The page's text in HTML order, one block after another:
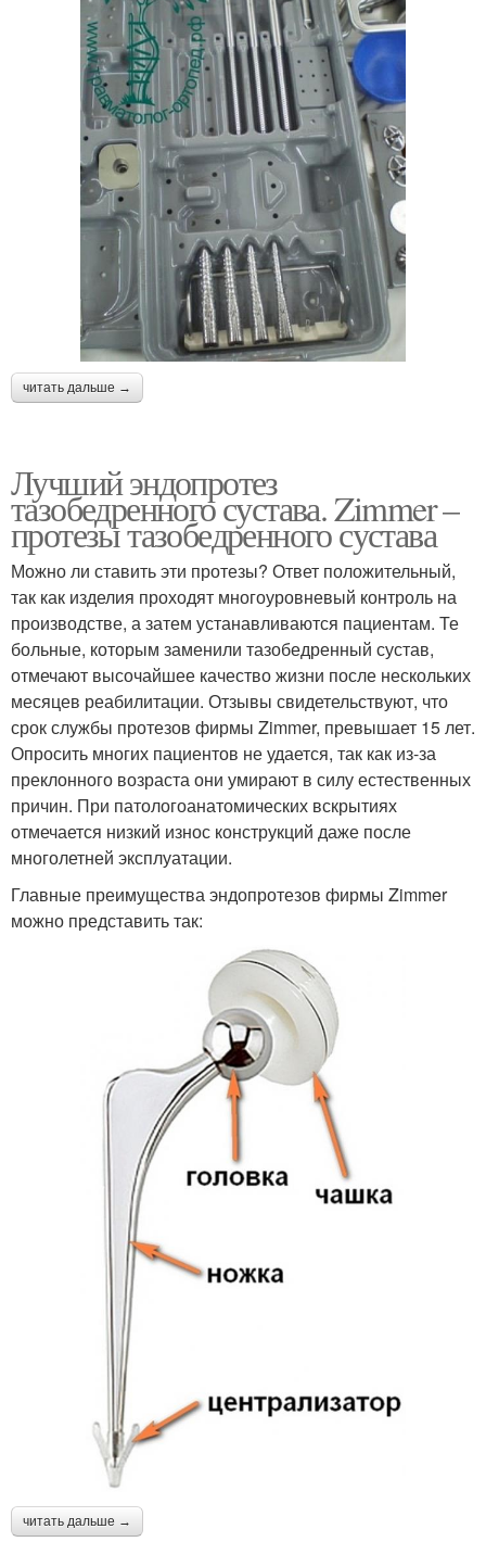
читать дальше →
Лучший эндопротез
тазобедренного сустава. Zimmer –
протезы тазобедренного сустава
Можно ли ставить эти протезы? Ответ положительный,
так как изделия проходят многоуровневый контроль на
производстве, а затем устанавливаются пациентам. Те
больные, которым заменили тазобедренный сустав,
отмечают высочайшее качество жизни после нескольких
месяцев реабилитации. Отзывы свидетельствуют, что
срок службы протезов фирмы Zimmer, превышает 15 лет.
Опросить многих пациентов не удается, так как из-за
преклонного возраста они умирают в силу естественных
причин. При патологоанатомических вскрытиях
отмечается низкий износ конструкций даже после
многолетней эксплуатации.
Главные преимущества эндопротезов фирмы Zimmer
можно представить так:
читать дальше →